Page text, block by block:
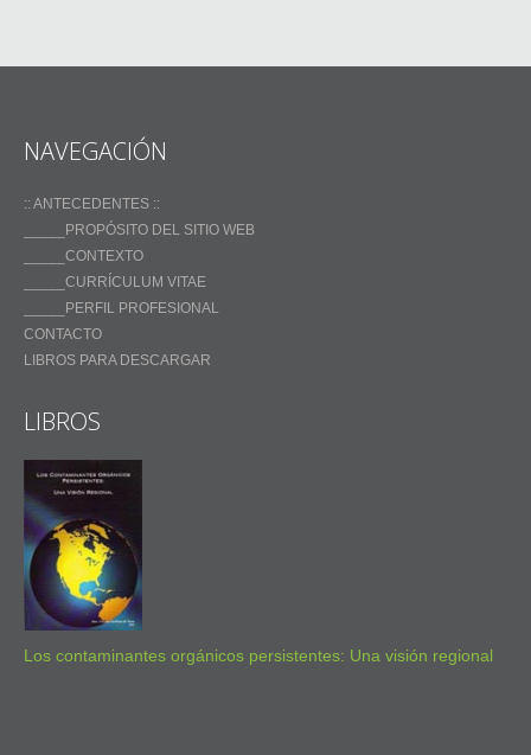
NAVEGACIÓN
:: ANTECEDENTES ::
_____PROPÓSITO DEL SITIO WEB
_____CONTEXTO
_____CURRÍCULUM VITAE
_____PERFIL PROFESIONAL
CONTACTO
LIBROS PARA DESCARGAR
LIBROS
Los contaminantes orgánicos persistentes: Una visión regional